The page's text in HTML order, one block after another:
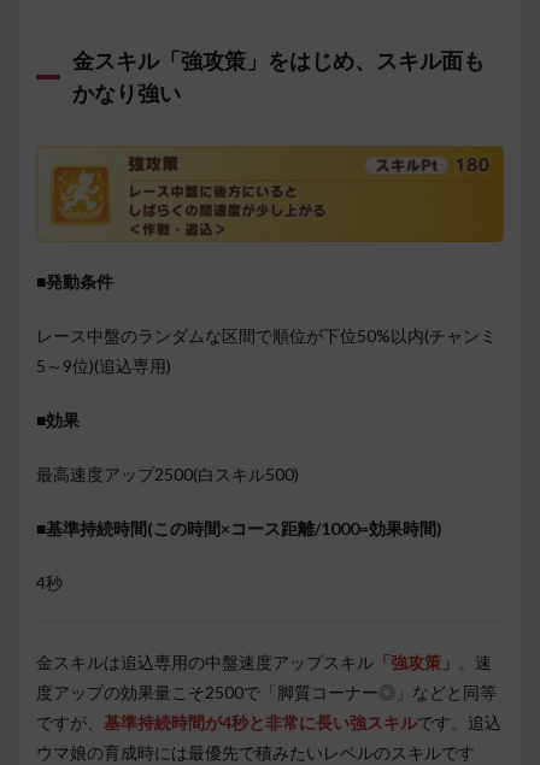
金スキル「強攻策」をはじめ、スキル面も
かなり強い
■発動条件
レース中盤のランダムな区間で順位が下位50%以内(チャンミ
5～9位)(追込専用)
■効果
最高速度アップ2500(白スキル500)
■基準持続時間(この時間×コース距離/1000=効果時間)
4秒
金スキルは追込専用の中盤速度アップスキル 「強攻策」 。速
度アップの効果量こそ2500で「脚質コーナー◎」などと同等
ですが、 基準持続時間が4秒と非常に長い強スキルです。追込
ウマ娘の育成時には最優先で積みたいレベルのスキルです